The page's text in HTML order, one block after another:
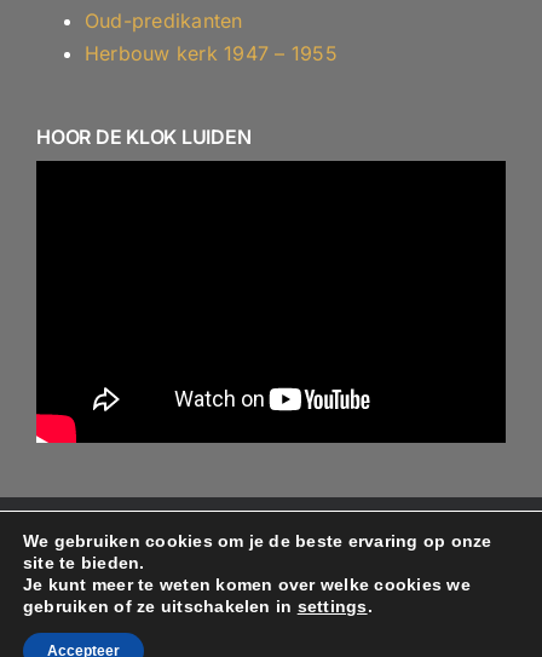
Oud-predikanten
Herbouw kerk 1947 – 1955
HOOR DE KLOK LUIDEN
© Copyright 2024 - 2026 - Alle rechten behouden aan
de ontwerper/beheerder Protestantse gemeente
Minnertsga
We gebruiken cookies om je de beste ervaring op onze
site te bieden.
Je kunt meer te weten komen over welke cookies we
gebruiken of ze uitschakelen in settings.
Accepteer